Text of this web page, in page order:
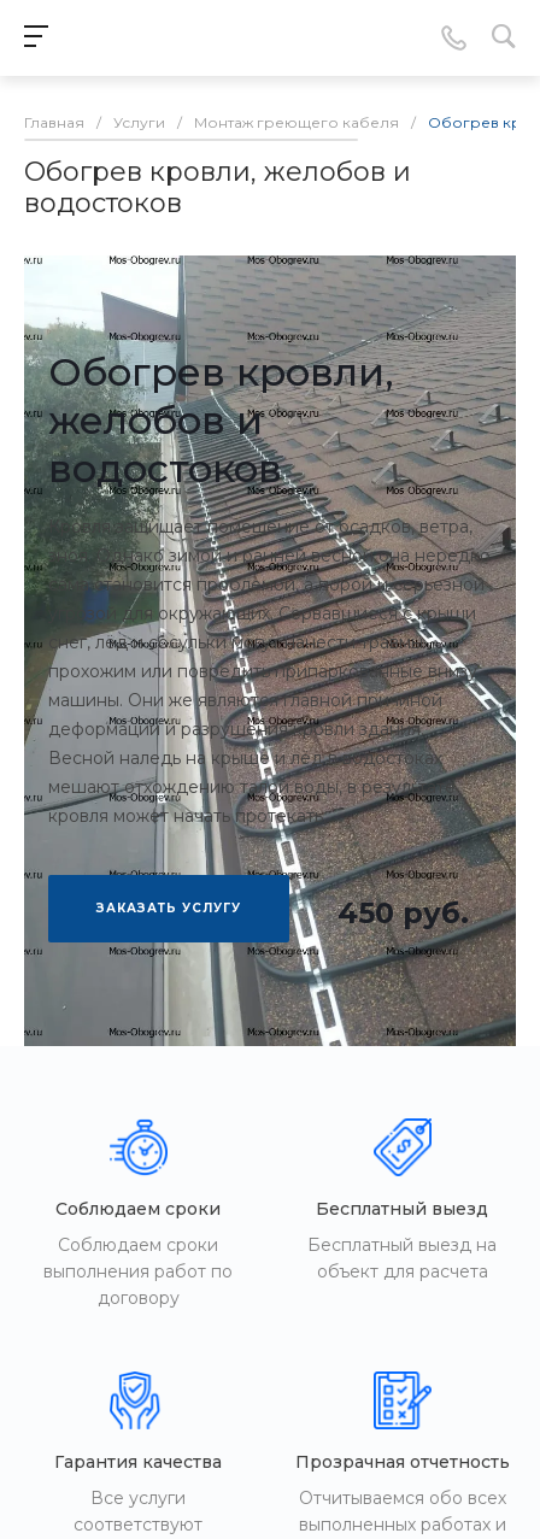
Главная / Услуги / Монтаж греющего кабеля / Обогрев
Обогрев кровли, желобов и
водостоков
Обогрев кровли,
желобов и
водостоков
Кровля защищает помещение от осадков, ветра,
зноя. Однако зимой и ранней весной она нередко
сама становится проблемой, а порой и серьезной
угрозой для окружающих. Сорвавшиеся с крыши
снег, лёд и сосульки могут нанести травмы
прохожим или повредить припаркованные внизу
машины. Они же являются главной причиной
деформации и разрушения кровли здания.
Весной наледь на крыше и лёд в водостоках
мешают отхождению талой воды, в результате
кровля может начать протекать.
ЗАКАЗАТЬ УСЛУГУ 450 руб.
Соблюдаем сроки
Соблюдаем сроки
выполнения работ по
договору
Бесплатный выезд
Бесплатный выезд на
объект для расчета
Гарантия качества
Все услуги
соответствуют
Прозрачная отчетность
Отчитываемся обо всех
выполненных работах и